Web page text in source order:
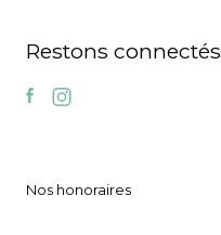
Restons connectés
Nos honoraires